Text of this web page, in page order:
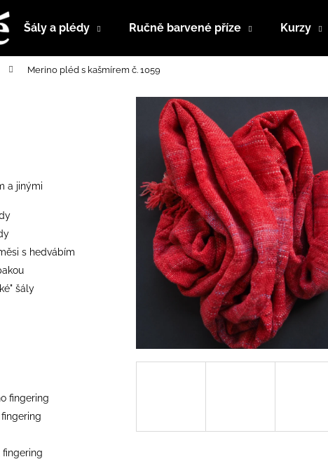
Šály a plédy Ručně barvené příze Kurzy
Merino pléd s kašmírem č. 1059
a jinými
s hedvábím
šály
fingering
fingering
Co potřebujete najít?
HLEDAT
Doporučujeme